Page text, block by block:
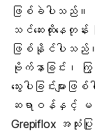
ဖြစ်ခဲပါသည်။
သင်ဆေးထိုးနေတုန်း
ဖြစ်နိုင်ပါသည်။
ဗိုက်နာခြင်း၊ ကြွ
သွေးပါခြင်းမျာ
ဆရာဝန်နှင့် မ
Grepiflox အသုံးပြု